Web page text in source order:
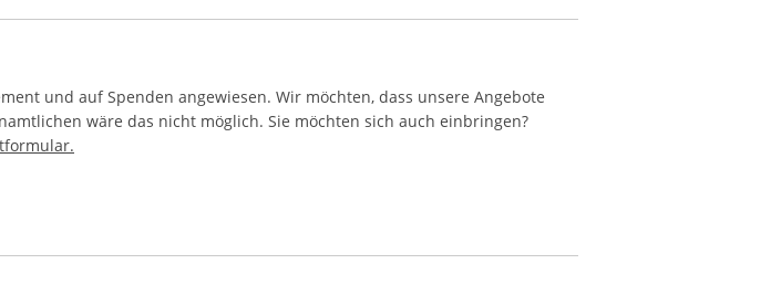
und auf Spenden angewiesen. Wir möchten, dass unsere Angebote
wäre das nicht möglich. Sie möchten sich auch einbringen?